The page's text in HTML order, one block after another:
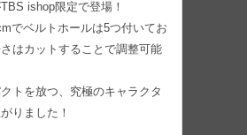
ishop限定で登場！
でベルトホールは5つ付いてお
はカットすることで調整可能
トを放つ、究極のキャラクタ
りました！